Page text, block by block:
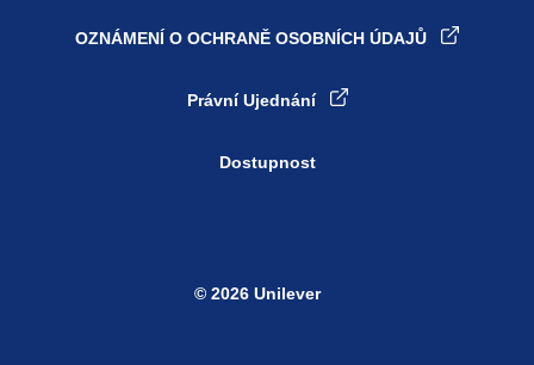
OZNÁMENÍ O OCHRANĚ OSOBNÍCH ÚDAJŮ
Nastavení souborů cookie
Právní Ujednání